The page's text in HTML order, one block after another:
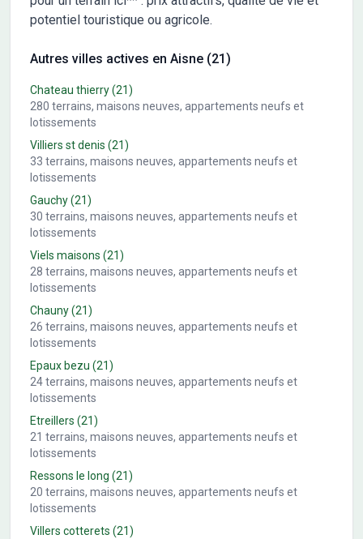
potentiel touristique ou agricole.
Autres villes actives en Aisne (21)
Chateau thierry(21)
280 terrains, maisons neuves, appartements neufs et
lotissements
Villiers st denis (21)
33 terrains, maisons neuves, appartements neufs et
lotissements
Gauchy(21)
30 terrains, maisons neuves, appartements neufs et
lotissements
Viels maisons (21)
28 terrains, maisons neuves, appartements neufs et
lotissements
Chauny(21)
26 terrains, maisons neuves, appartements neufs et
lotissements
Epaux bezu (21)
24terrains, maisons neuves, appartements neufs et
lotissements
Etreillers (21)
21 terrains, maisons neuves, appartements neufs et
lotissements
Ressons le long (21)
20 terrains, maisons neuves, appartements neufs et
lotissements
Villers cotterets (21)